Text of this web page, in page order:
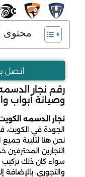
محتوى
اتـصل
رقم نجار
وصيانة أبواب
نجار الدسمه
الجودة في الكويت،
نحن هنا لتلبية جميع
النجارين المحترفين
سواء كان ذلك تركيب
والتجوري.